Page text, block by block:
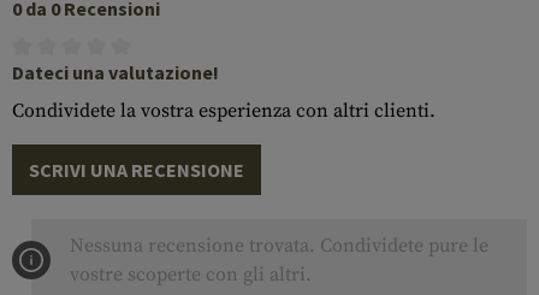
0 da 0 Recensioni
Dateci una valutazione!
Condividete la vostra esperienza con altri clienti.
SCRIVI UNA RECENSIONE
Nessuna recensione trovata. Condividete pure le
vostre scoperte con gli altri.